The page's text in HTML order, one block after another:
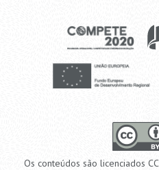
Os conteúdos são licenciados